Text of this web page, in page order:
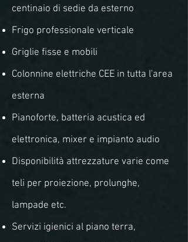
centinaio di sedie da esterno
Frigo professionale verticale
Griglie fisse e mobili
Colonnine elettriche CEE in tutta l'area
esterna
Pianoforte, batteria acustica ed
elettronica, mixer e impianto audio
Disponibilità attrezzature varie come
teli per proiezione, prolunghe,
lampade etc.
Servizi igienici al piano terra,